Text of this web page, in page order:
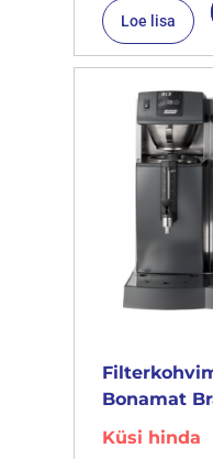
Loe lisa
Bonamat
Küsi hinda